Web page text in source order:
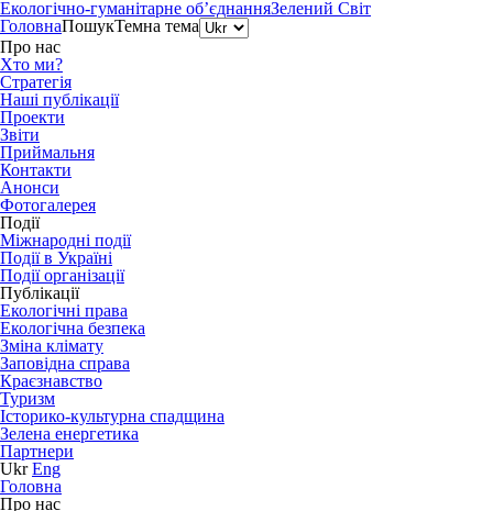
Екологічно-гуманітарне об’єднанняЗелений Світ
ГоловнаПошукТемна тема
Про нас
Хто ми?
Стратегія
Наші публікації
Проекти
Звіти
Приймальня
Контакти
Анонси
Фотогалерея
Події
Міжнародні події
Події в Україні
Події організації
Публікації
Екологічні права
Екологічна безпека
Зміна клімату
Заповідна справа
Краєзнавство
Туризм
Історико-культурна спадщина
Зелена енергетика
Партнери
Ukr Eng
Головна
Про нас